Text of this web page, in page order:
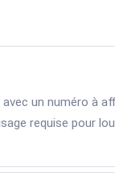
un numéro à
requise pour